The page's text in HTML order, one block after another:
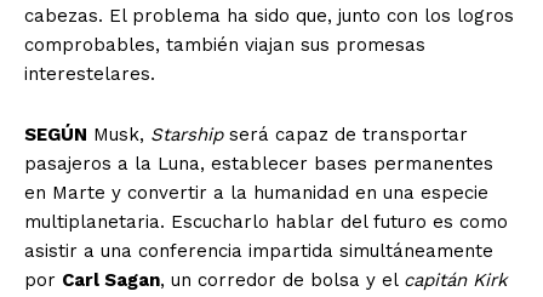
cabezas. El problema ha sido que, junto con los logros
comprobables, también viajan sus promesas
interestelares.
SEGÚN Musk, Starshipserá capaz de transportar
pasajeros a la Luna, establecer bases permanentes
en Marte y convertir a la humanidad en una especie
multiplanetaria. Escucharlo hablar del futuro es como
asistir a una conferencia impartida simultáneamente
por Carl Sagan, un corredor de bolsa y el capitán Kirk